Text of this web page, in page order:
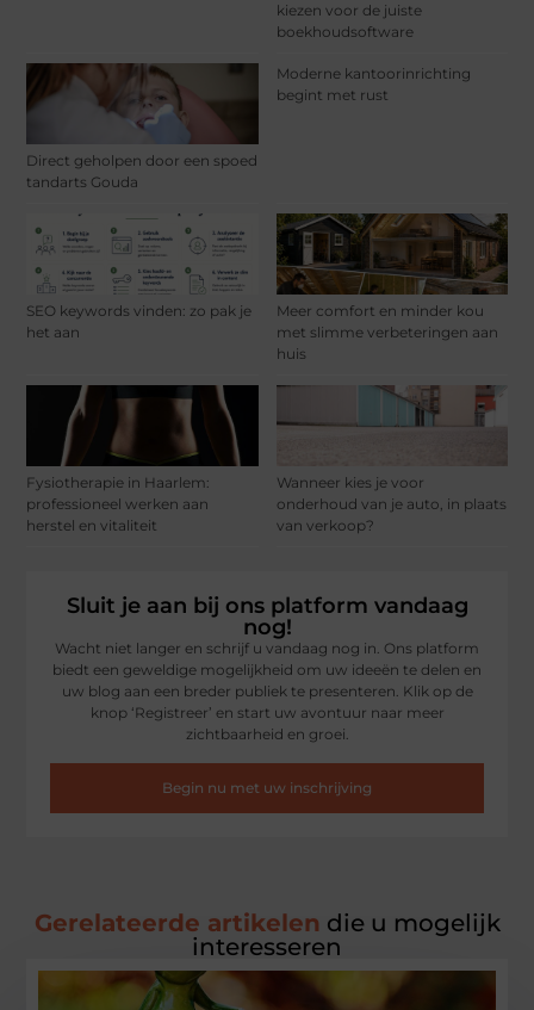
kiezen voor de juiste
boekhoudsoftware
Direct geholpen door een spoed
tandarts Gouda
Moderne kantoorinrichting
begint met rust
SEO keywords vinden: zo pak je
het aan
Meer comfort en minder kou
met slimme verbeteringen aan
huis
Fysiotherapie in Haarlem:
professioneel werken aan
herstel en vitaliteit
Wanneer kies je voor
onderhoud van je auto, in plaats
van verkoop?
Sluit je aan bij ons platform vandaag
nog!
Wacht niet langer en schrijf u vandaag nog in. Ons platform
biedt een geweldige mogelijkheid om uw ideeën te delen en
uw blog aan een breder publiek te presenteren. Klik op de
knop ‘Registreer’ en start uw avontuur naar meer
zichtbaarheid en groei.
Begin nu met uw inschrijving
Gerelateerde artikelen die u mogelijk
interesseren